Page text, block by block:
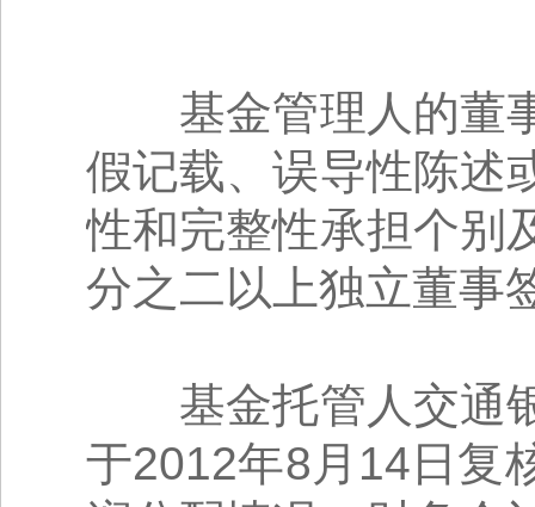
基金管理人的董
假记载、误导性陈述
性和完整性承担个别
分之二以上独立董事
基金托管人交通银
于2012年8月14日复